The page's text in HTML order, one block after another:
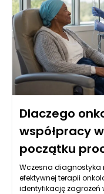
zobowiązaniem,
sytuacji finansowej.
Dlaczego
współpracy
początku
Wczesna
efektywnej terapii
identyfikację zagrożeń